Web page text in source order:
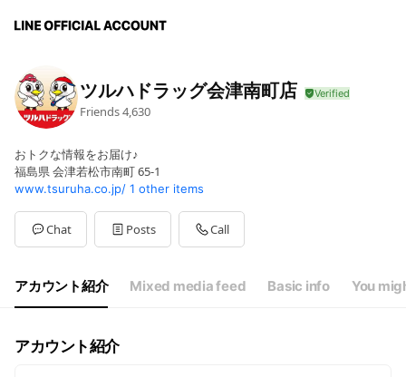
ツルハドラッグ会津南町店
Friends4,630
おトクな情報をお届け♪
福島県 会津若松市南町 65-1
www.tsuruha.co.jp/ 1 other items
Chat Posts Call
アカウント紹介 Mixed media feed Basic info You
アカウント紹介